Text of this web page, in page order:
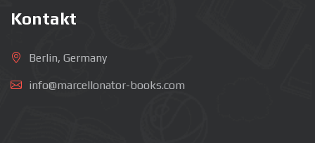
Kontakt
Berlin, Germany
info@marcellonator-books.com